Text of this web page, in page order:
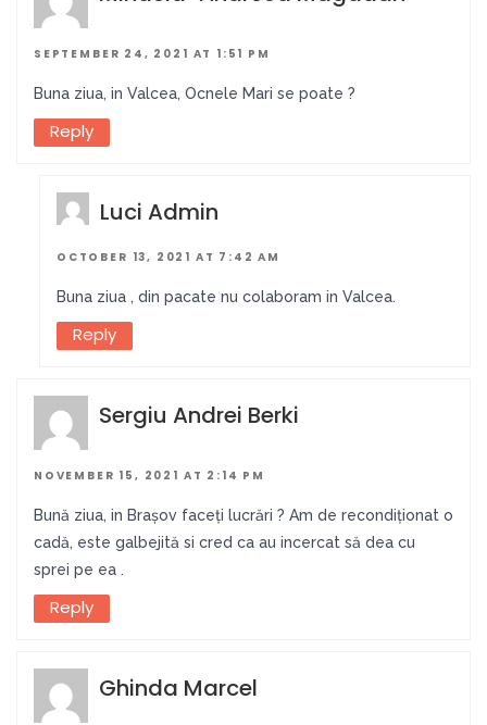
SEPTEMBER 24, 2021 AT 1:51 PM
Buna ziua, in Valcea, Ocnele Mari se poate ?
Reply
Luci Admin
OCTOBER 13, 2021 AT 7:42 AM
Buna ziua , din pacate nu colaboram in Valcea.
Reply
Sergiu Andrei Berki
NOVEMBER 15, 2021 AT 2:14 PM
Bună ziua, in Brașov faceți lucrări ? Am de recondiționat o
cadă, este galbejită si cred ca au incercat să dea cu
sprei pe ea .
Reply
Ghinda Marcel